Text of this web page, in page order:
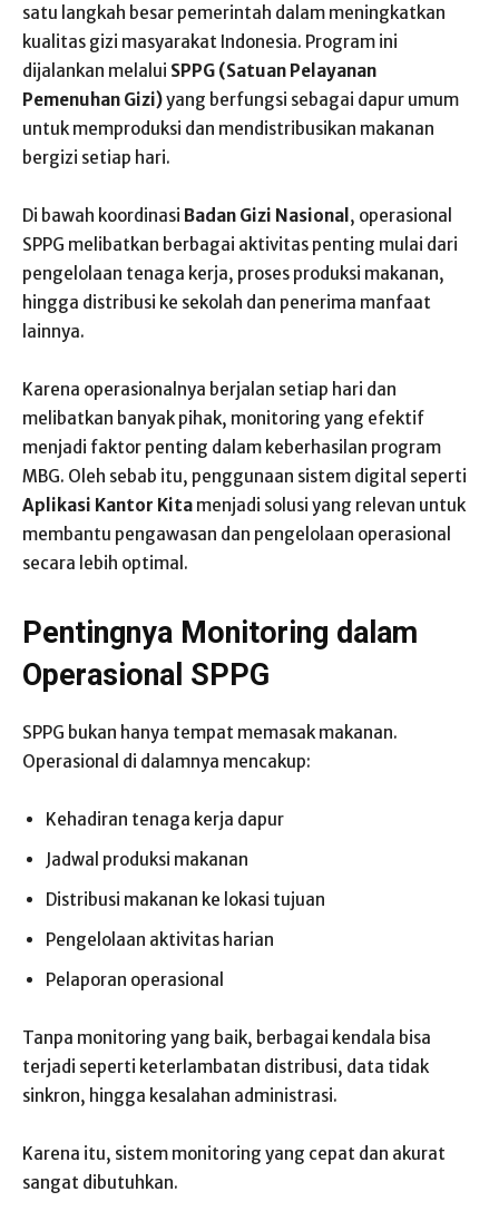
satu langkah besar pemerintah dalam meningkatkan
kualitas gizi masyarakat Indonesia. Program ini
dijalankan melalui SPPG (Satuan Pelayanan
Pemenuhan Gizi)yang berfungsi sebagai dapur umum
untuk memproduksi dan mendistribusikan makanan
bergizi setiap hari.
Di bawah koordinasi Badan Gizi Nasional , operasional
SPPG melibatkan berbagai aktivitas penting mulai dari
pengelolaan tenaga kerja, proses produksi makanan,
hingga distribusi ke sekolah dan penerima manfaat
lainnya.
Karena operasionalnya berjalan setiap hari dan
melibatkan banyak pihak, monitoring yang efektif
menjadi faktor penting dalam keberhasilan program
MBG. Oleh sebab itu, penggunaan sistem digital seperti
Aplikasi Kantor Kita menjadi solusi yang relevan untuk
membantu pengawasan dan pengelolaan operasional
secara lebih optimal.
Pentingnya Monitoring dalam
Operasional SPPG
SPPG bukan hanya tempat memasak makanan.
Operasional di dalamnya mencakup:
Kehadiran tenaga kerja dapur
Jadwal produksi makanan
Distribusi makanan ke lokasi tujuan
Pengelolaan aktivitas harian
Pelaporan operasional
Tanpa monitoring yang baik, berbagai kendala bisa
terjadi seperti keterlambatan distribusi, data tidak
sinkron, hingga kesalahan administrasi.
Karena itu, sistem monitoring yang cepat dan akurat
sangat dibutuhkan.